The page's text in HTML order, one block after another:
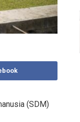
(SDM)